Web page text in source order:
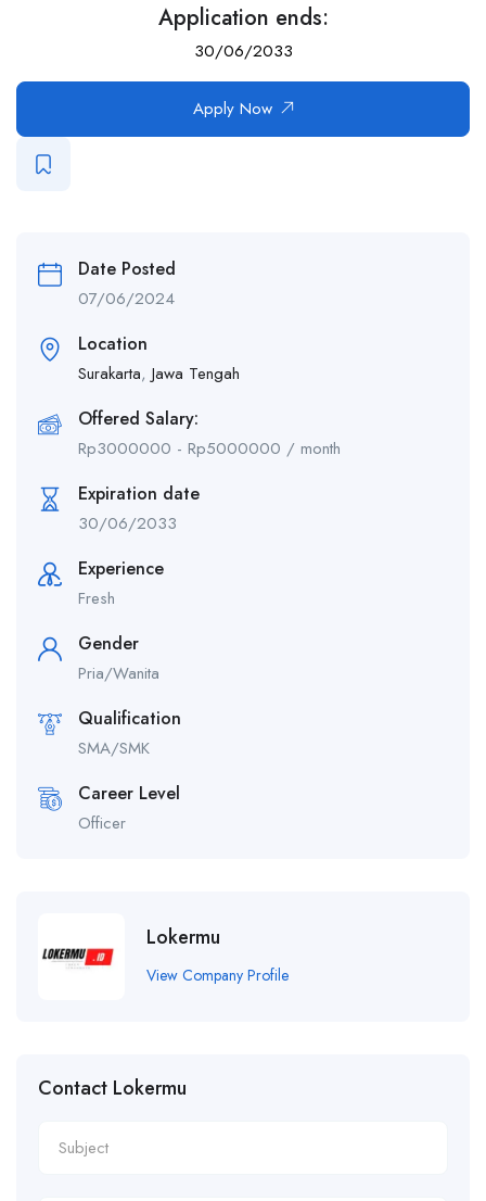
Application ends:
30/06/2033
Apply Now
Date Posted
07/06/2024
Location
Surakarta, Jawa Tengah
Offered Salary:
Rp3000000 - Rp5000000 / month
Expiration date
30/06/2033
Experience
Fresh
Gender
Pria/Wanita
Qualification
SMA/SMK
Career Level
Officer
Lokermu
View Company Profile
Contact Lokermu